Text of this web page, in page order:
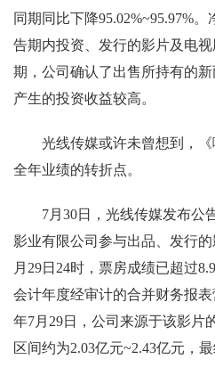
同期同比下降95.02%~95.97%
告期内投资、发行的影片及电
期，公司确认了出售所持有的
产生的投资收益较高。
光线传媒或许未曾想到，
全年业绩的转折点。
7月30日，光线传媒发布公
影业有限公司参与出品、发行
月29日24时，票房成绩已超过
会计年度经审计的合并财务报
年7月29日，公司来源于该影片
区间约为2.03亿元~2.43亿元，